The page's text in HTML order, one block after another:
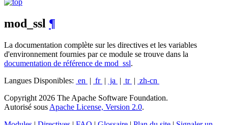
mod_ssl ¶
La documentation complète sur les directives et les variables
d'environnement fournies par ce module se trouve dans la
documentation de référence de mod_ssl.
Langues Disponibles: en | fr | ja | tr | zh-cn
Copyright 2026 The Apache Software Foundation.
Autorisé sous Apache License, Version 2.0.